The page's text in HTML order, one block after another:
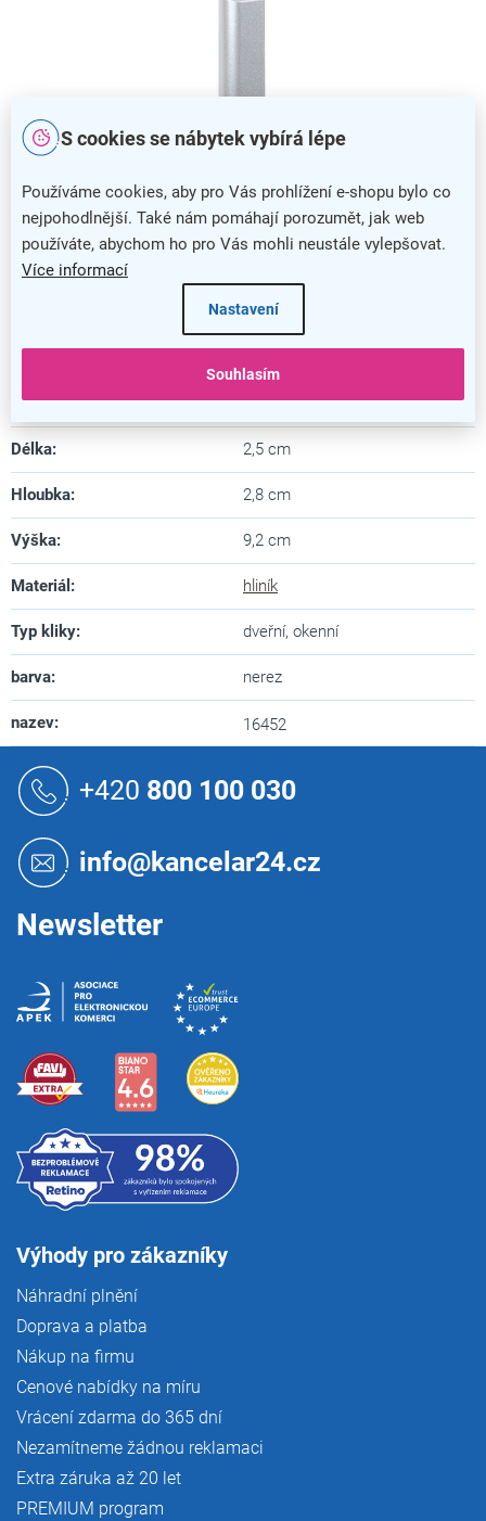
S cookies se nábytek vybírá lépe
Používáme cookies, aby pro Vás prohlížení e-shopu bylo co
nejpohodlnější. Také nám pomáhají porozumět, jak web
používáte, abychom ho pro Vás mohli neustále vylepšovat.
Více informací
Nastavení
Souhlasím
Madlo MAD.0029 (stříbrná)
Doplňkové parametry
Dveřní kliky a madla
Záruka: 5 let
Délka: 2,5 cm
Hloubka: 2,8 cm
Výška: 9,2 cm
Materiál : hliník
Typ kliky: dveřní, okenní
barva: nerez
nazev: 16452
+420 800 100 030
info@kancelar24.cz
Newsletter
Výhody pro zákazníky
Náhradní plnění
Doprava a platba
Nákup na firmu
Cenové nabídky na míru
Vrácení zdarma do 365 dní
Nezamítneme žádnou reklamaci
Extra záruka až 20 let
PREMIUM program